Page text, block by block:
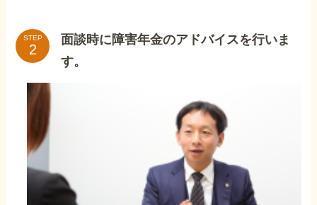
STEP
面談時に障害年金のアドバイスを行いま
す。